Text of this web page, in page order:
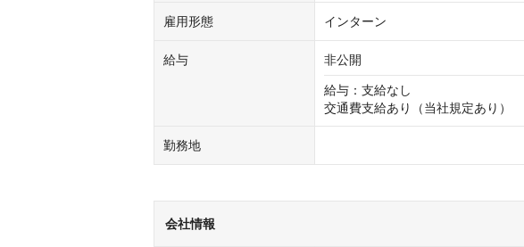
雇用形態 インターン
給与 非公開
給与：支給なし
交通費支給あり（当社規定あり）
勤務地
会社情報